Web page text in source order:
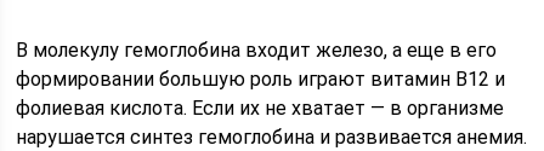
В молекулу гемоглобина входит железо, а еще в его
формировании большую роль играют витамин В12 и
фолиевая кислота. Если их не хватает — в организме
нарушается синтез гемоглобина и развивается анемия.